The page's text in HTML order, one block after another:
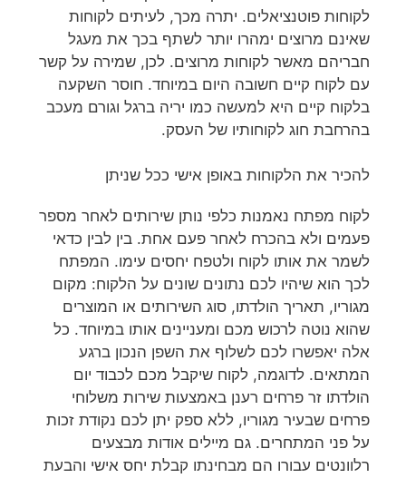
לקוחות פוטנציאלים. יתרה מכך, לעיתים לקוחות
שאינם מרוצים ימהרו יותר לשתף בכך את מעגל
חבריהם מאשר לקוחות מרוצים. לכן, שמירה על קשר
עם לקוח קיים חשובה היום במיוחד. חוסר השקעה
בלקוח קיים היא למעשה כמו יריה ברגל וגורם מעכב
בהרחבת חוג לקוחותיו של העסק.
להכיר את הלקוחות באופן אישי ככל שניתן
לקוח מפתח נאמנות כלפי נותן שירותים לאחר מספר
פעמים ולא בהכרח לאחר פעם אחת. בין לבין כדאי
לשמר את אותו לקוח ולטפח יחסים עימו. המפתח
לכך הוא שיהיו לכם נתונים שונים על הלקוח: מקום
מגוריו, תאריך הולדתו, סוג השירותים או המוצרים
שהוא נוטה לרכוש מכם ומעניינים אותו במיוחד. כל
אלה יאפשרו לכם לשלוף את השפן הנכון ברגע
המתאים. לדוגמה, לקוח שיקבל מכם לכבוד יום
הולדתו זר פרחים רענן באמצעות שירות משלוחי
פרחים שבעיר מגוריו, ללא ספק יתן לכם נקודת זכות
על פני המתחרים. גם מיילים אודות מבצעים
רלוונטים עבורו הם מבחינתו קבלת יחס אישי והבעת